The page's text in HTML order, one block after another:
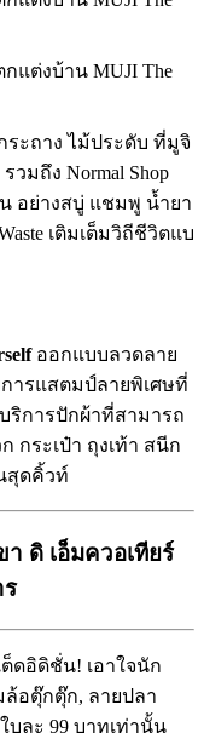
ะถาง ไม้ประดับ ที่มูจิ
มถึง Normal Shop
อย่างสบู่ แชมพู น้ำยา
เติมเต็มวิถีชีวิตแบ
ออกแบบลวดลาย
ารแสตมป์ลายพิเศษที่
ริการปักผ้าที่สามารถ
กระเป๋า ถุงเท้า สนีก
สุดคิ้วท์
ดิ เอ็มควอเทียร์
ดอิดิชั่น! เอาใจนัก
อตุ๊กตุ๊ก, ลายปลา
บละ 99 บาทเท่านั้น